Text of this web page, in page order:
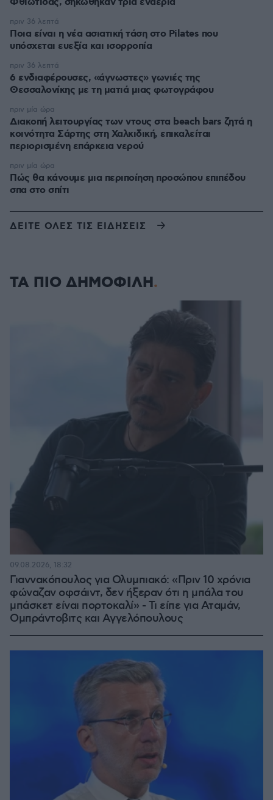
Ποια είναι η νέα ασιατική τάση στο Pilates που
υπόσχεται ευεξία και ισορροπία
πριν 36 λεπτά
6 ενδιαφέρουσες, «άγνωστες» γωνιές της
Θεσσαλονίκης με τη ματιά μιας φωτογράφου
πριν 36 λεπτά
Διακοπή λειτουργίας των ντους στα beach bars ζητά η
κοινότητα Σάρτης στη Χαλκιδική, επικαλείται
περιορισμένη επάρκεια νερού
πριν μία ώρα
Πώς θα κάνουμε μια περιποίηση προσώπου επιπέδου
σπα στο σπίτι
πριν μία ώρα
ΔΕΙΤΕ ΟΛΕΣ ΤΙΣ ΕΙΔΗΣΕΙΣ
ΤΑ ΠΙΟ ΔΗΜΟΦΙΛΗ
Γιαννακόπουλος για Ολυμπιακό: «Πριν 10 χρόνια
φώναζαν οφσάιντ, δεν ήξεραν ότι η μπάλα του
μπάσκετ είναι πορτοκαλί» - Τι είπε για Αταμάν,
Ομπράντοβιτς και Αγγελόπουλους
09.08.2026, 18:32